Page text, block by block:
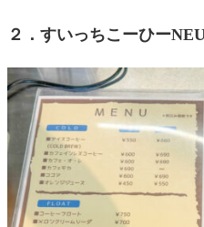
２．すいっちこーひー